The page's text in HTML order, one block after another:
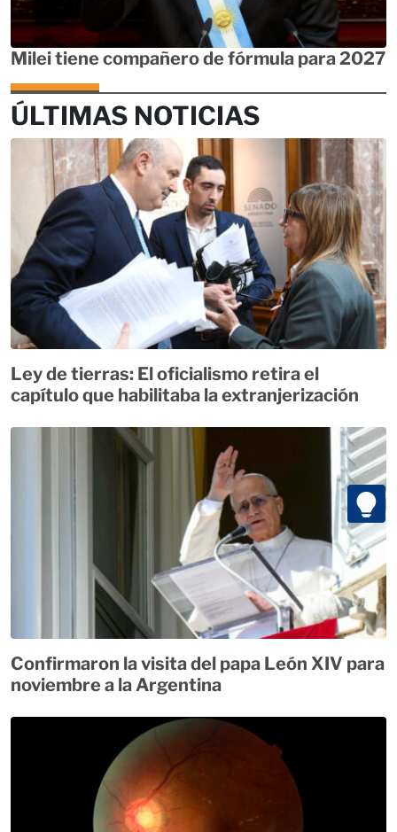
Milei tiene compañero de fórmula para 2027
ÚLTIMAS NOTICIAS
Ley de tierras: El oficialismo retira el
capítulo que habilitaba la extranjerización
Confirmaron la visita del papa León XIV para
noviembre a la Argentina